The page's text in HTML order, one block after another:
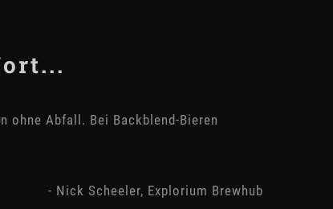
ohne Abfall. Bei Backblend-Bieren
- Nick Scheeler, Explorium Brewhub